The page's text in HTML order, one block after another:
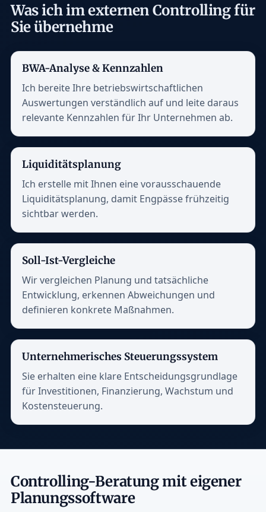
Was ich im externen Controlling für
Sie übernehme
BWA-Analyse & Kennzahlen
Ich bereite Ihre betriebswirtschaftlichen
Auswertungen verständlich auf und leite daraus
relevante Kennzahlen für Ihr Unternehmen ab.
Liquiditätsplanung
Ich erstelle mit Ihnen eine vorausschauende
Liquiditätsplanung, damit Engpässe frühzeitig
sichtbar werden.
Soll-Ist-Vergleiche
Wir vergleichen Planung und tatsächliche
Entwicklung, erkennen Abweichungen und
definieren konkrete Maßnahmen.
Unternehmerisches Steuerungssystem
Sie erhalten eine klare Entscheidungsgrundlage
für Investitionen, Finanzierung, Wachstum und
Kostensteuerung.
Controlling-Beratung mit eigener
Planungssoftware